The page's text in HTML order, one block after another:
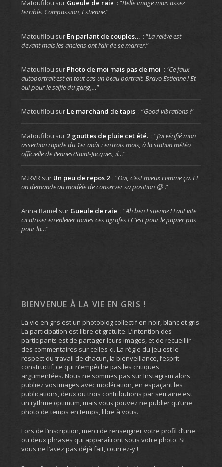
Matoufilou sur Gueule de raie : “Belle image mais assez
terrible. Compassion, Estienne.”
Matoufilou sur En parlant de couples… : “La relève est
devant mais les anciens ont l’air de se marrer.”
Matoufilou sur Photo de moi mais pas de moi : “Ce faux
autoportrait est en tout cas un beau portrait. Bravo Estienne ! Et
oui pour le selfie du gang,…”
Matoufilou sur Le marchand de tapis : “Good vibrations !”
Matoufilou sur 2 gouttes de pluie cet été. : “J’ai vérifié mon
assertion rapide du 1er août : en trois mois, à la station météo
officielle de Rennes/Saint-Jacques, il…”
M.RVRsur Un peu de repos 2 : “Oui, c’est mieux comme ça. Et
on demande au modèle de conserver sa position 😉 .”
Anna Ramel sur Gueule de raie : “Ah ben Estienne ! Faut vite
cicatriser en enlever toutes ces agrafes ! C’est pour le papier pas
pour la…”
BIENVENUE À LA VIE EN GRIS !
La vie en gris est un photoblog collectif en noir, blanc et gris.
La participation est libre et gratuite. L’intention des
participants est de partager leurs images, et de recueillir
des commentaires sur celles-ci. La règle du jeu est le
respect du travail de chacun, la bienveillance, l’esprit
constructif, ce qui n’empêche pas les critiques
argumentées. Nous ne sommes pas sur Instagram alors
publiez vos images avec modération, en espaçant les
publications, deux ou trois contributions par semaine est
un rythme optimum, mais vous pouvez ne publier qu’une
photo de temps en temps, libre à vous.
Lors de l’inscription, merci de renseigner votre profil d’une
ou deux phrases qui apparaîtront sous votre photo. Si
vous ne l’avez pas déjà fait, courrez-y !